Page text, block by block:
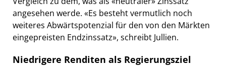
angesehen werde. «Es besteht vermutlich noch
weiteres Abwärtspotenzial für den von den Märkten
eingepreisten Endzinssatz», schreibt Jullien.
Niedrigere Renditen als Regierungsziel